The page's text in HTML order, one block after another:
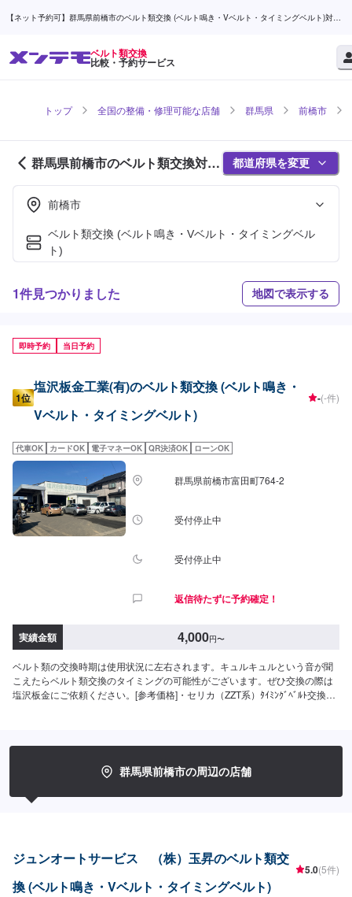
【ネット予約可】群馬県前橋市のベルト類交換 (ベルト鳴き・Vベルト・タイミングベルト)対応
ベルト類交換
比較・予約サービス
トップ 全国の整備・修理可能な店舗 群馬県 前橋市
群馬県前橋市のベルト類交換対応
店舗紹介 (1ページ目)
都道府県を変更
前橋市
ベルト類交換 (ベルト鳴き・Vベルト・タイミングベル
ト)
1件見つかりました 地図で表示する
即時予約 当日予約
1位
塩沢板金工業(有)のベルト類交換 (ベルト鳴き・
Vベルト・タイミングベルト)
-(-件)
代車OK カードOK 電子マネーOK QR決済OK ローンOK
群馬県前橋市富田町764-2
受付停止中
受付停止中
返信待たずに予約確定！
実績金額 4,000円〜
ベルト類の交換時期は使用状況に左右されます。キュルキュルという音が聞
こえたらベルト類交換のタイミングの可能性がございます。ぜひ交換の際は
塩沢板金にご依頼ください。[参考価格]・セリカ（ZZT系）ﾀｲﾐﾝｸﾞﾍﾞﾙﾄ交換金
群馬県前橋市の周辺の店舗
ジュンオートサービス （株）玉昇のベルト類交
換 (ベルト鳴き・Vベルト・タイミングベルト)
5.0(5件)